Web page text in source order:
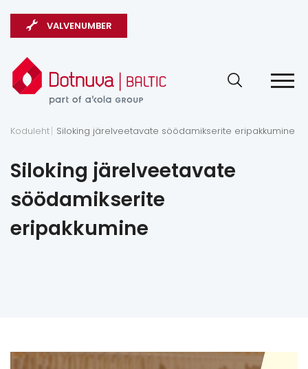
VALVENUMBER
Koduleht Siloking järelveetavate söödamikserite eripakkumine
Siloking järelveetavate
söödamikserite
eripakkumine